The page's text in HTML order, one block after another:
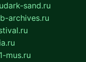
dark-sand.ru
archives.ru
1-mus.ru